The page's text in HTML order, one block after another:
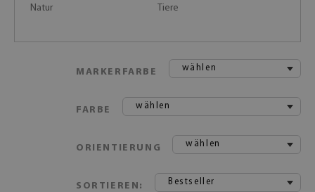
Natur Tiere
MARKERFARBE wählen
FARBE wählen
ORIENTIERUNG wählen
SORTIEREN: Bestseller